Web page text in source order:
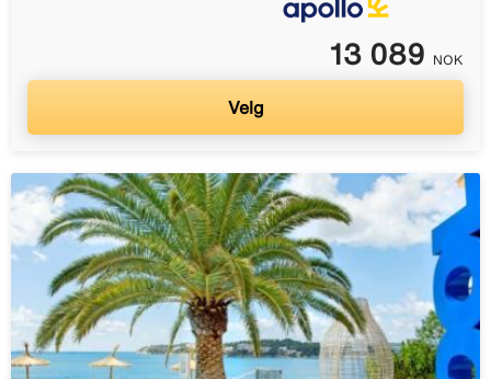
13 089 NOK
Velg